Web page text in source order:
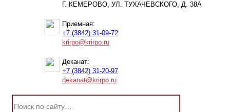
Г. КЕМЕРОВО, УЛ. ТУХАЧЕВСКОГО, Д. 38А
Приемная:
+7 (3842) 31-09-72
krirpo@krirpo.ru
Деканат:
+7 (3842) 31-20-97
dekanat@krirpo.ru